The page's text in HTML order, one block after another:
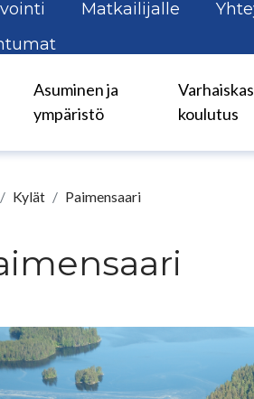
Matkailijalle
Asuminen ja
ympäristö
koulutus
Kylät Paimensaari